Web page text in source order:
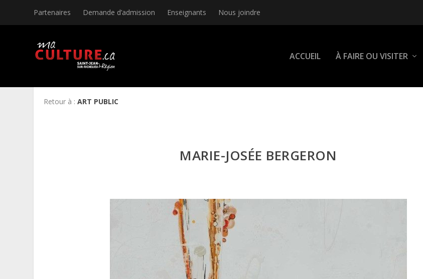
Partenaires Demande d’admission Enseignants Nous joindre
ACCUEIL À FAIRE OU VISITER
Retour à :ART PUBLIC
MARIE-JOSÉE BERGERON